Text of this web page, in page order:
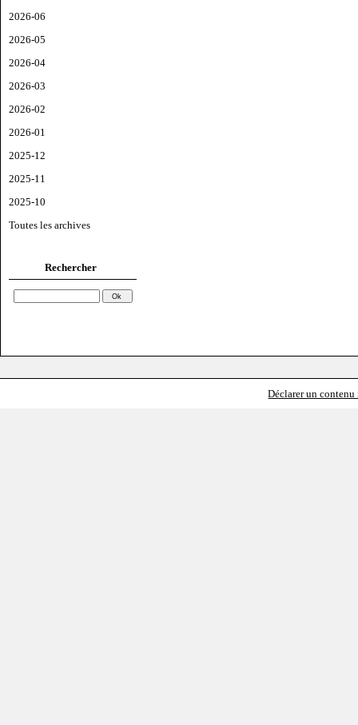
2026-06
2026-05
2026-04
2026-03
2026-02
2026-01
2025-12
2025-11
2025-10
Toutes les archives
Rechercher
Déclarer un